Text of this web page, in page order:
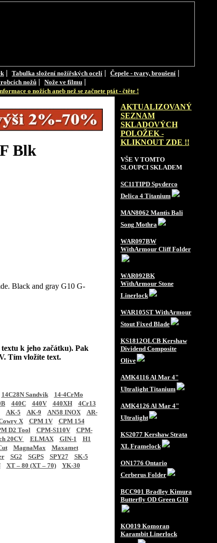
| Tabulka složení nožířských ocelí | Čepele - tvary, broušení |
nožů | Nože ve filmu |
o nožích aneb než se začnete ptát - čtěte !
Blk
Black and gray G10 G-
k jeho začátku). Pak
Tím vložíte text.
14C28N Sandvik
14-4CrMo
440C 440V 440XH
4Cr13
AK-5 AK-9 AN58 INOX
AR-
X CPM 1V
CPM 154
D2 Tool CPM-S110V
CPM-
20CV ELMAX GIN-1
H1
MagnaMax
Maxamet
SG2 SGPS SPY27
SK-5
XT – 80 (XT – 70)
YK-30
AKTUALIZOVANÝ
SEZNAM
SKLADOVÝCH
POLOŽEK -
KLIKNOUT ZDE !!
VŠE V TOMTO
SLOUPCI SKLADEM
SC11TIPD Spyderco
Delica 4 Titanium
MAN8062 Mantis Bali
Song Mothra
WAR097BW
WithArmour Cliff Folder
WAR092BK
WithArmour Stone
Linerlock
WAR105ST WithArmour
Stout Fixed Blade
KS1812OLCB Kershaw
Dividend Composite
Olive
AMK4116 Al Mar 4"
Ultralight Titanium
AMK4126 Al Mar 4"
Ultralight
KS2077 Kershaw Strata
XL Framelock
ON1776 Ontario
Cerberus Folder
BCC901 Bradley Kimura
Butterfly OD Green G10
KO019 Komoran
Karambit Linerlock